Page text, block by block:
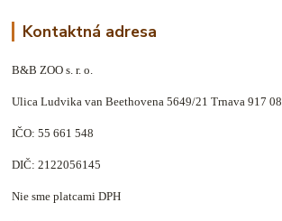
Kontaktná adresa
B&B ZOO s. r. o.
Ulica Ludvika van Beethovena 5649/21 Trnava 917 08
IČO: 55 661 548
DIČ: 2122056145
Nie sme platcami DPH